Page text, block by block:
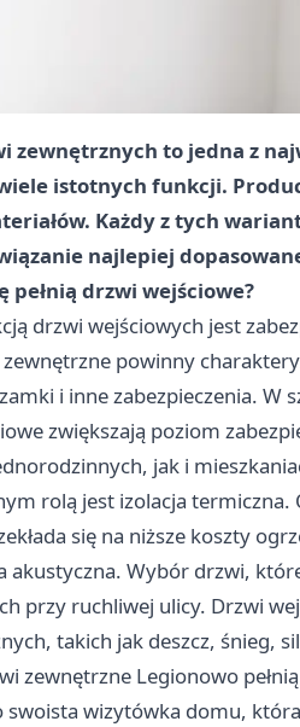
zewnętrznych to jedna z
istotnych funkcji.
Każdy z tych
najlepiej
pełnią drzwi wejściowe?
drzwi wejściowych jest
powinny
i inne zabezpieczenia.
zwiększają poziom
jak i
rolą jest izolacja
się na niższe koszty
akustyczna. Wybór drzwi,
przy ruchliwej ulicy. Drzwi
takich jak deszcz, śnieg,
zewnętrzne Legionowo
swoista wizytówka domu,